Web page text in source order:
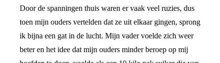
Door de spanningen thuis waren er vaak veel ruzies, dus
toen mijn ouders vertelden dat ze uit elkaar gingen, sprong
ik bijna een gat in de lucht. Mijn vader voelde zich weer
beter en het idee dat mijn ouders minder beroep op mij